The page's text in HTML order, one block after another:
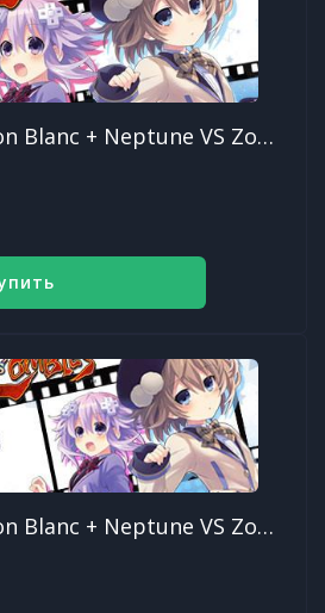
MegaTagmension Blanc + Neptune VS Zombies
MegaTagmension Blanc + Neptune VS Zombies Deluxe DLC